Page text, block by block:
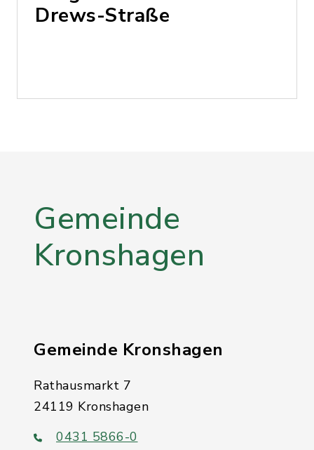
Drews-Straße
Gemeinde
Kronshagen
Gemeinde Kronshagen
Rathausmarkt 7
24119 Kronshagen
0431 5866-0